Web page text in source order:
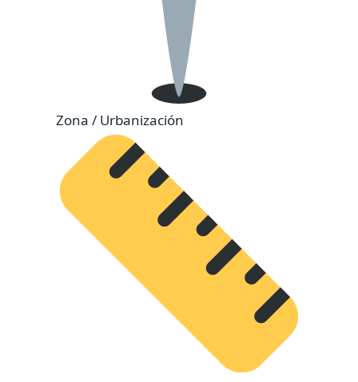
Zona / Urbanización